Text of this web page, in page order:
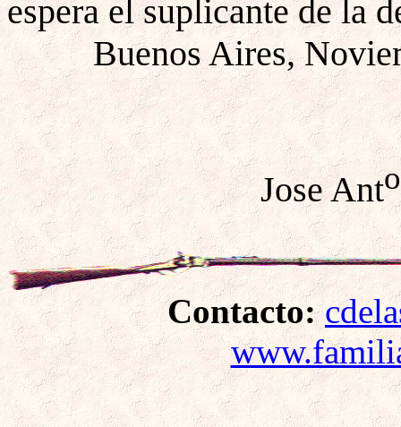
espera el suplicante de la
Buenos Aires,
Jose Anto
Contacto: